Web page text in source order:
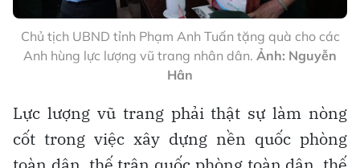
Chủ tịch UBND tỉnh Phạm Anh Tuấn tặng quà cho các
Anh hùng lực lượng vũ trang nhân dân. Ảnh: Nguyễn
Hân
Lực lượng vũ trang phải thật sự làm nòng
cốt trong việc xây dựng nền quốc phòng